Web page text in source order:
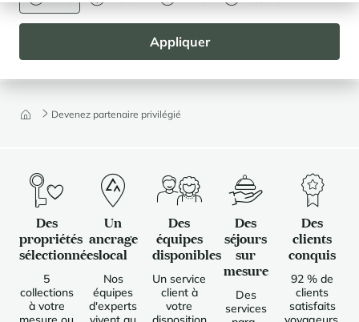
Appliquer
Devenez partenaire privilégié
Contactez-
nous
Des
propriétés
sélectionnées
5
collections
à votre
Un
ancrage
local
Nos
équipes
d'experts
Des
équipes
disponibles
Un service
client à
votre
Des
séjours
sur
mesure
Des
services
Des
clients
conquis
92 % de
clients
satisfaits